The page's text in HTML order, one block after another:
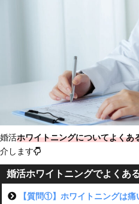
婚活ホワイトニングについてよくあ
介します
婚活ホワイトニングでよくあ
【質問①】ホワイトニングは痛